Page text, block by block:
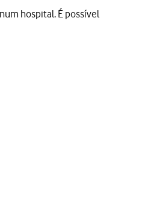
hospital. É possível